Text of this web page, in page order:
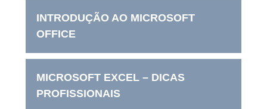
INTRODUÇÃO AO MICROSOFT
OFFICE
MICROSOFT EXCEL – DICAS
PROFISSIONAIS